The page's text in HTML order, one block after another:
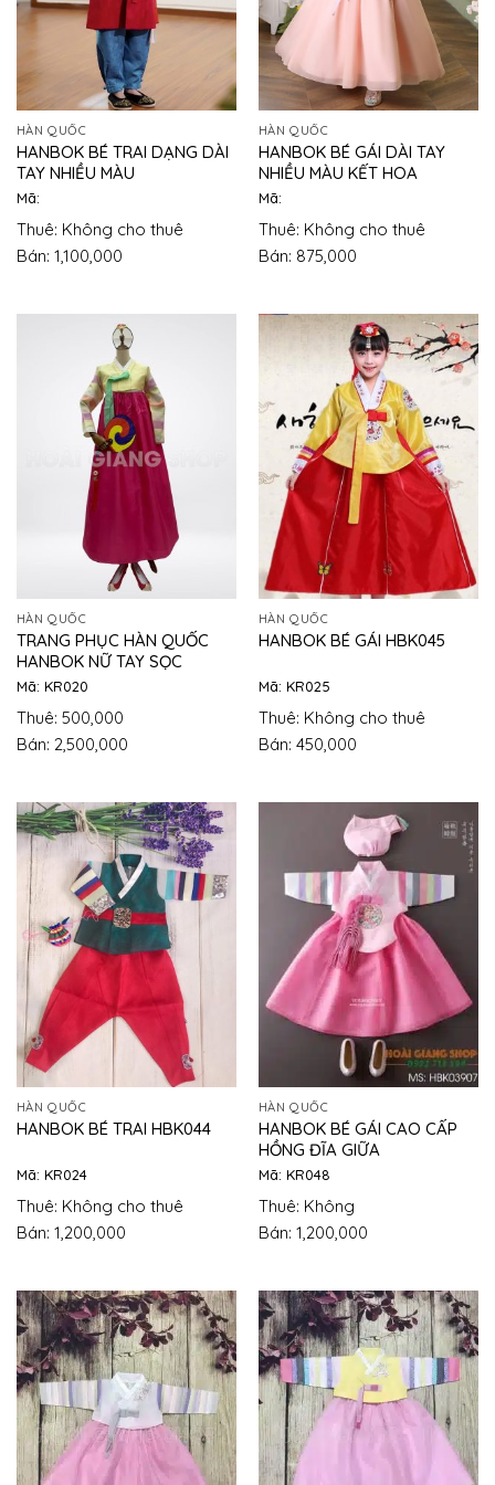
HÀN QUỐC
HANBOK BÉ TRAI DẠNG DÀI
TAY NHIỀU MÀU
Mã:
Thuê: Không cho thuê
Bán: 1,100,000
HÀN QUỐC
HANBOK BÉ GÁI DÀI TAY
NHIỀU MÀU KẾT HOA
Mã:
Thuê: Không cho thuê
Bán: 875,000
HÀN QUỐC
TRANG PHỤC HÀN QUỐC
HANBOK NỮ TAY SỌC
Mã: KR020
Thuê: 500,000
Bán: 2,500,000
HÀN QUỐC
HANBOK BÉ GÁI HBK045
Mã: KR025
Thuê: Không cho thuê
Bán: 450,000
HÀN QUỐC
HANBOK BÉ TRAI HBK044
Mã: KR024
Thuê: Không cho thuê
Bán: 1,200,000
HÀN QUỐC
HANBOK BÉ GÁI CAO CẤP
HỒNG ĐĨA GIỮA
Mã: KR048
Thuê: Không
Bán: 1,200,000